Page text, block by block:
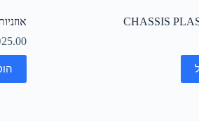
CHASSIS
25.00